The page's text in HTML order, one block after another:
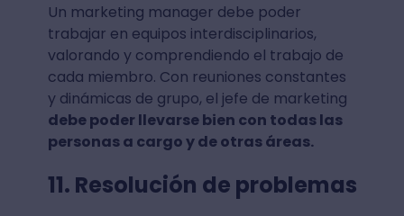
Un marketing manager debe poder
trabajar en equipos interdisciplinarios,
valorando y comprendiendo el trabajo de
cada miembro. Con reuniones constantes
y dinámicas de grupo, el jefe de marketing
debe poder llevarse bien con todas las
personas a cargo y de otras áreas.
11. Resolución de problemas